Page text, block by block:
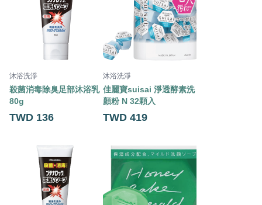
沐浴洗淨
殺菌消毒除臭足部沐浴乳
80g
TWD 136
沐浴洗淨
佳麗寶suisai 淨透酵素洗
顏粉 N 32顆入
TWD 419